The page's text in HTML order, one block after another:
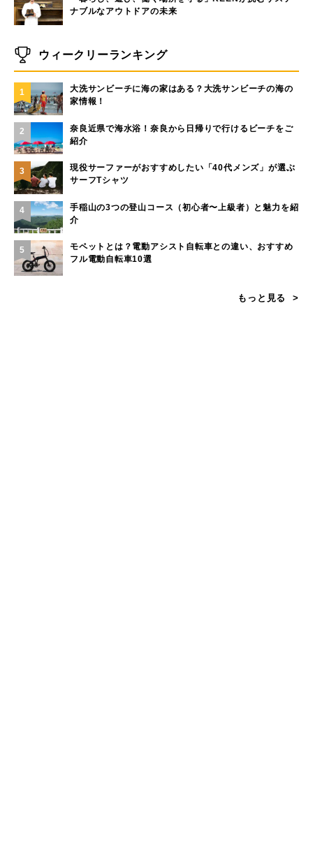
ナブルなアウトドアの未来
ウィークリーランキング
1
大洗サンビーチに海の家はある？大洗サンビーチの海の
家情報！
2
奈良近県で海水浴！奈良から日帰りで行けるビーチをご
紹介
3
現役サーファーがおすすめしたい「40代メンズ」が選ぶ
サーフTシャツ
4
手稲山の3つの登山コース（初心者〜上級者）と魅力を紹
介
5
モペットとは？電動アシスト自転車との違い、おすすめ
フル電動自転車10選
もっと見る